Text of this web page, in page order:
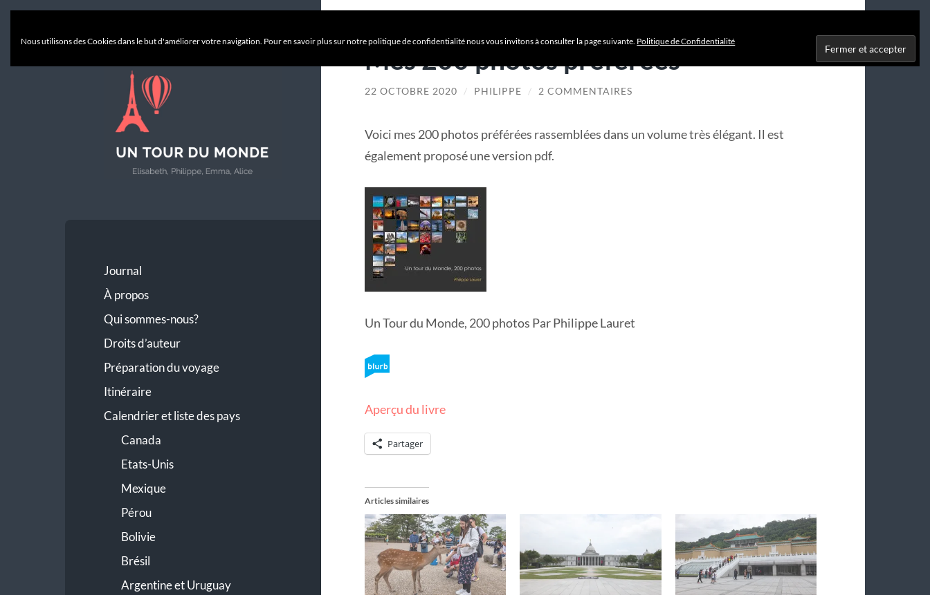
Journal
À propos
Qui sommes-nous?
Droits d’auteur
Préparation du voyage
Itinéraire
Calendrier et liste des pays
Canada
Etats-Unis
Mexique
Pérou
Bolivie
Brésil
Argentine et Uruguay
Mes 200 photos préférées
22 OCTOBRE 2020 / PHILIPPE / 2 COMMENTAIRES
Voici mes 200 photos préférées rassemblées dans un volume très élégant. Il est
également proposé une version pdf.
Un Tour du Monde, 200 photos Par Philippe Lauret
Aperçu du livre
Partager
Articles similaires
Nous utilisons des Cookies dans le but d'améliorer votre navigation. Pour en savoir plus sur notre politique de confidentialité nous vous invitons à consulter la page suivante. Politique de Confidentialité